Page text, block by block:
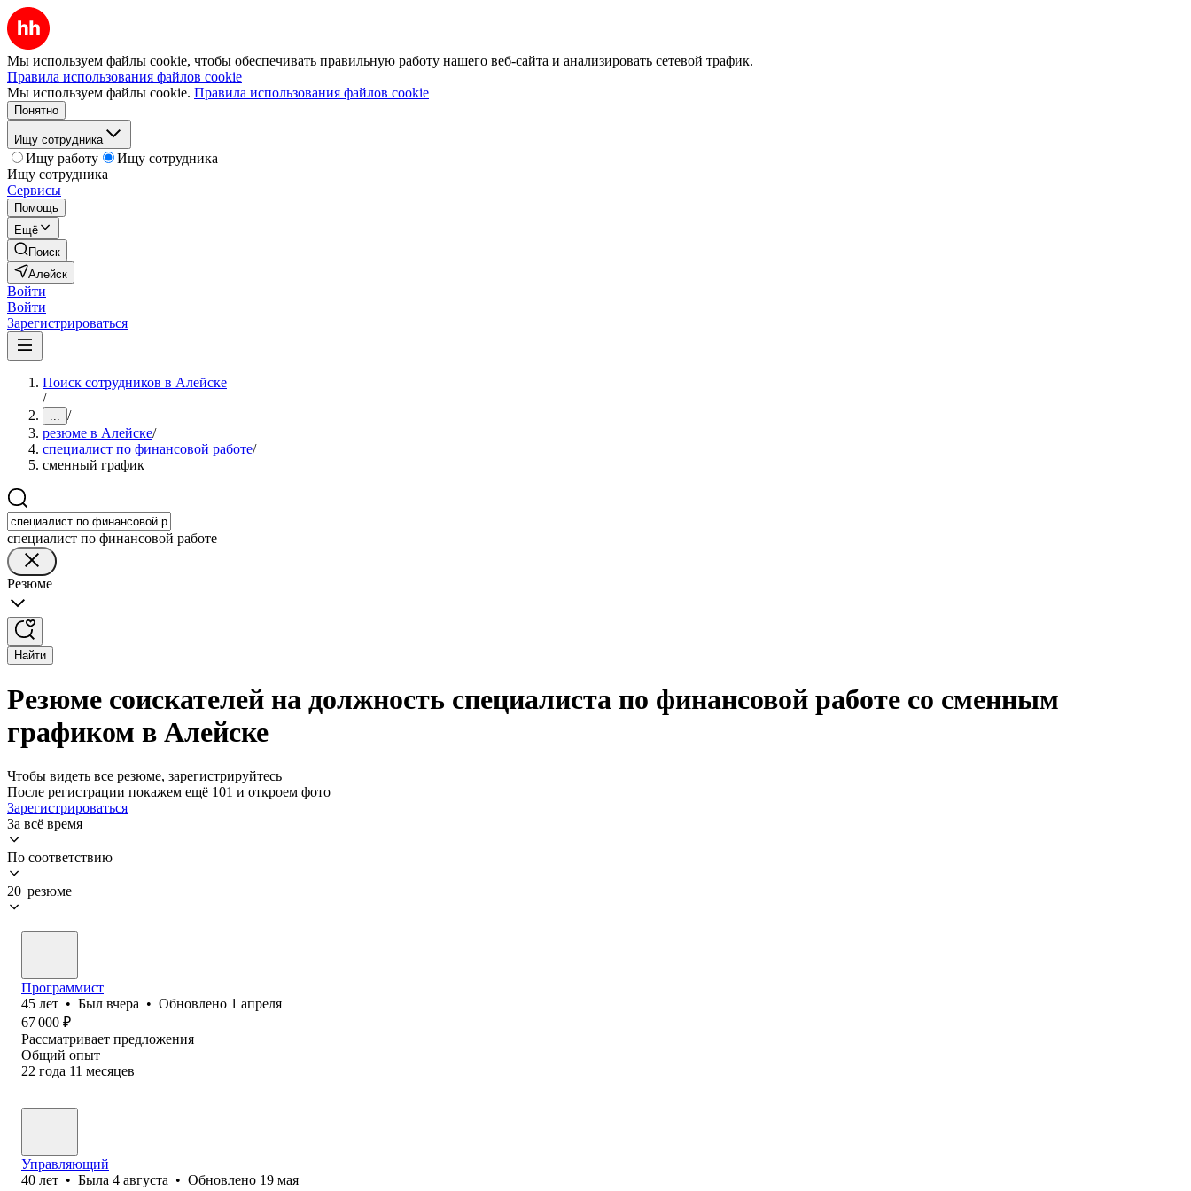
Мы используем файлы cookie, чтобы обеспечивать правильную работу нашего веб-сайта и анализировать сетевой трафик.
Правила использования файлов cookie
Мы используем файлы cookie. Правила использования файлов cookie
Понятно
Ищу сотрудника
Ищу работу
Ищу сотрудника
Ищу сотрудника
Сервисы
Помощь
Ещё
Поиск
Алейск
Войти
Войти
Зарегистрироваться
Поиск сотрудников в Алейске
/
... /
резюме в Алейске/
специалист по финансовой работе/
сменный график
специалист по финансовой работе
Резюме
Найти
Резюме соискателей на должность специалиста по финансовой работе со сменным
графиком в Алейске
Чтобы видеть все резюме, зарегистрируйтесь
После регистрации покажем ещё 101 и откроем фото
Зарегистрироваться
За всё время
По соответствию
20 резюме
Программист
45 лет • Был вчера • Обновлено 1 апреля
67 000 ₽
Рассматривает предложения
Общий опыт
22 года 11 месяцев
Управляющий
40 лет • Была 4 августа • Обновлено 19 мая